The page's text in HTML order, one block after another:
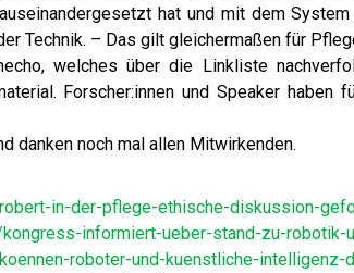
hat und mit dem System
Technik. – Das gilt gleichermaßen für
welches über die Linkliste
Forscher:innen und Speaker haben
danken noch mal allen Mitwirkenden.
in-der-pflege-ethische-diskussion-
informiert-ueber-stand-zu-robotik-
roboter-und-kuenstliche-intelligenz-